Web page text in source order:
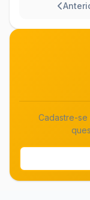
Cadastre-